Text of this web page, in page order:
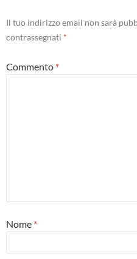
Il tuo indirizzo email non sarà
contrassegnati *
Commento *
Nome *